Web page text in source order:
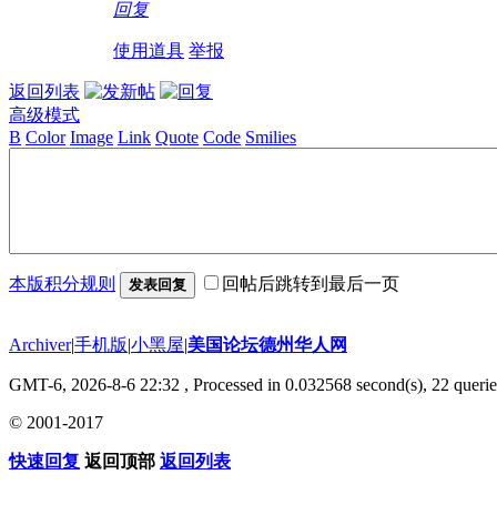
回复
使用道具 举报
返回列表
高级模式
B Color Image Link Quote Code Smilies
本版积分规则 发表回复 回帖后跳转到最后一页
Archiver|手机版|小黑屋|美国论坛德州华人网
GMT-6, 2026-8-6 22:32 , Processed in 0.032568 second(s), 22
© 2001-2017
快速回复 返回顶部 返回列表